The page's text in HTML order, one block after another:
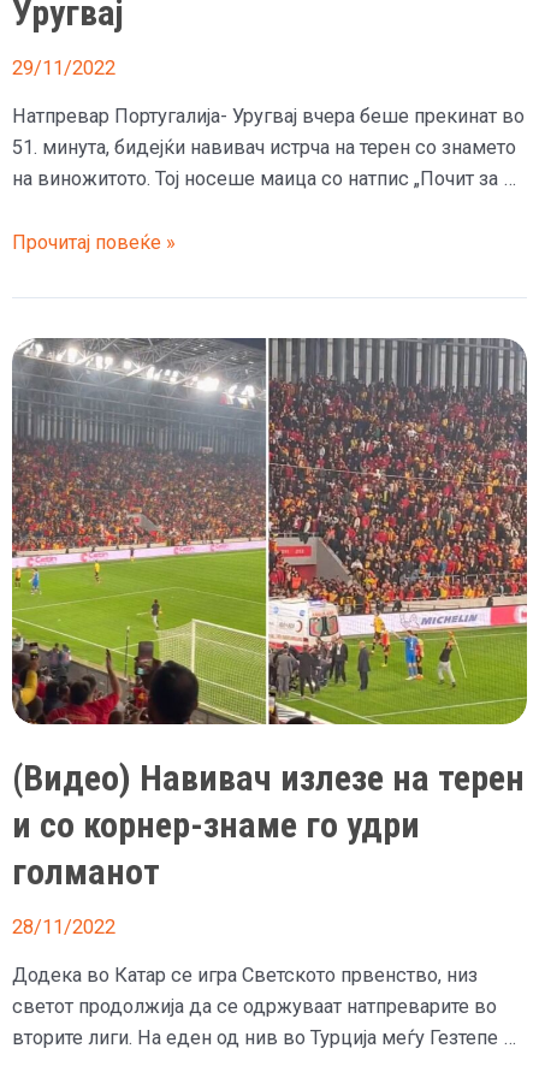
Уругвај
29/11/2022
Натпревар Португалија- Уругвај вчера беше прекинат во
51. минута, бидејќи навивач истрча на терен со знамето
на виножитото. Тој носеше маица со натпис „Почит за …
(Видео)
со
знаме
на
виножитото
прекина
натпреварот
Португалија
–
Уругвај
Прочитај повеќе »
(Видео) Навивач излезе на терен
и со корнер-знаме го удри
голманот
28/11/2022
Додека во Катар се игра Светското првенство, низ
светот продолжија да се одржуваат натпреварите во
вторите лиги. На еден од нив во Турција меѓу Гезтепе …